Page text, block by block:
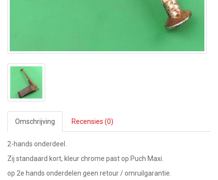
Omschrijving Recensies (0)
2-hands onderdeel.
Zij standaard kort, kleur chrome past op Puch Maxi.
op 2e hands onderdelen geen retour / omruilgarantie.